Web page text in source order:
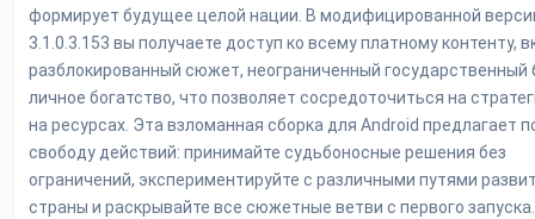
формирует будущее целой нации. В модифицированной
3.1.0.3.153 вы получаете доступ ко всему платному контенту,
разблокированный сюжет, неограниченный
личное богатство, что позволяет сосредоточиться на
на ресурсах. Эта взломанная сборка для Android предлагает
свободу действий: принимайте судьбоносные решения без
ограничений, экспериментируйте с различными путями
страны и раскрывайте все сюжетные ветви с первого